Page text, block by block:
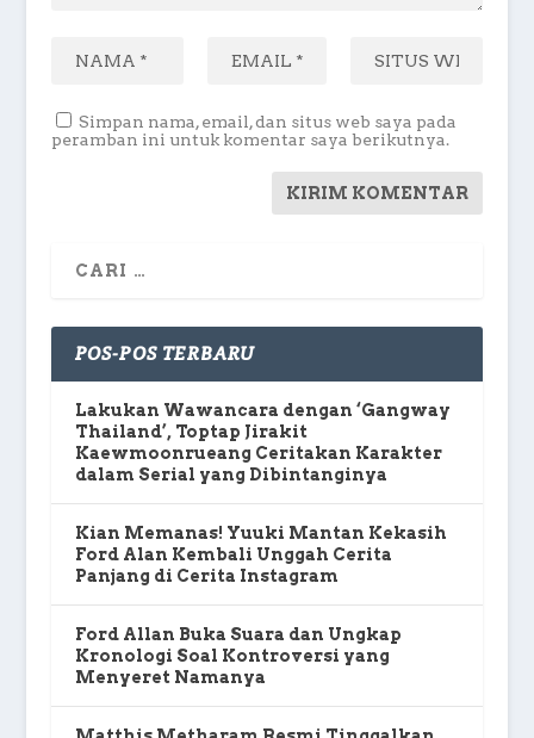
Simpan nama, email, dan situs web saya pada
peramban ini untuk komentar saya berikutnya.
POS-POS TERBARU
Lakukan Wawancara dengan ‘Gangway
Thailand’, Toptap Jirakit
Kaewmoonrueang Ceritakan Karakter
dalam Serial yang Dibintanginya
Kian Memanas! Yuuki Mantan Kekasih
Ford Alan Kembali Unggah Cerita
Panjang di Cerita Instagram
Ford Allan Buka Suara dan Ungkap
Kronologi Soal Kontroversi yang
Menyeret Namanya